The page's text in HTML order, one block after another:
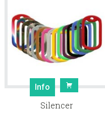
Info
Silencer